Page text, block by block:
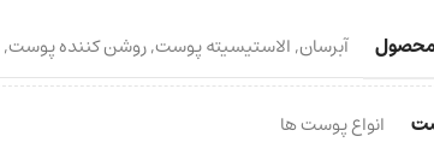
آبرسان,الاستیسیته پوست,روشن کننده پوست,
انواع پوست ها